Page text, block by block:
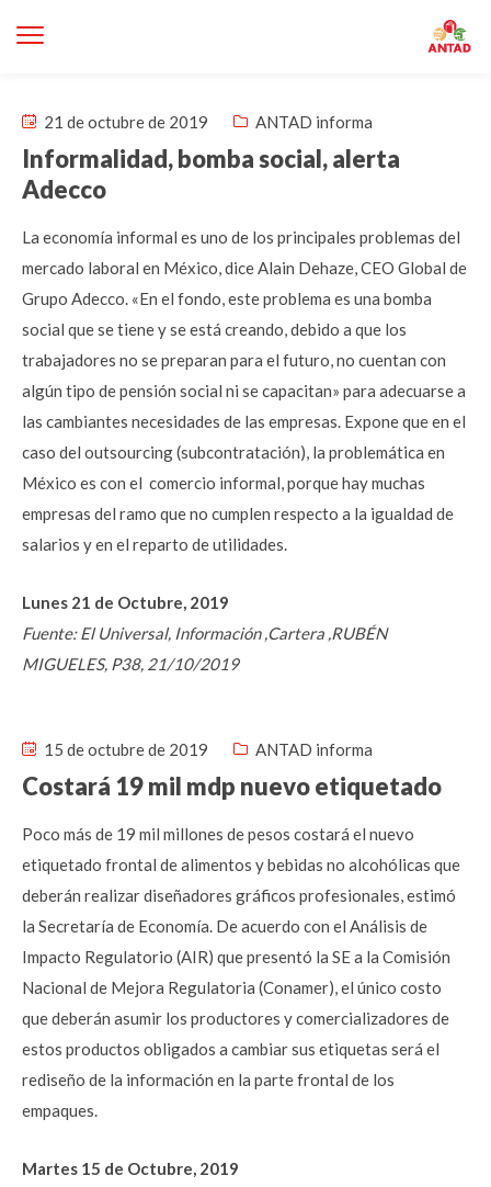
21 de octubre de 2019 ANTAD informa
Informalidad, bomba social, alerta
Adecco
La economía informal es uno de los principales problemas del
mercado laboral en México, dice Alain Dehaze, CEO Global de
Grupo Adecco. «En el fondo, este problema es una bomba
social que se tiene y se está creando, debido a que los
trabajadores no se preparan para el futuro, no cuentan con
algún tipo de pensión social ni se capacitan» para adecuarse a
las cambiantes necesidades de las empresas. Expone que en el
caso del outsourcing (subcontratación), la problemática en
México es con el comercio informal, porque hay muchas
empresas del ramo que no cumplen respecto a la igualdad de
salarios y en el reparto de utilidades.
Lunes 21 de Octubre, 2019
Fuente: El Universal, Información ,Cartera ,RUBÉN
MIGUELES, P38, 21/10/2019
15 de octubre de 2019 ANTAD informa
Costará 19 mil mdp nuevo etiquetado
Poco más de 19 mil millones de pesos costará el nuevo
etiquetado frontal de alimentos y bebidas no alcohólicas que
deberán realizar diseñadores gráficos profesionales, estimó
la Secretaría de Economía. De acuerdo con el Análisis de
Impacto Regulatorio (AIR) que presentó la SE a la Comisión
Nacional de Mejora Regulatoria (Conamer), el único costo
que deberán asumir los productores y comercializadores de
estos productos obligados a cambiar sus etiquetas será el
rediseño de la información en la parte frontal de los
empaques.
Martes 15 de Octubre, 2019